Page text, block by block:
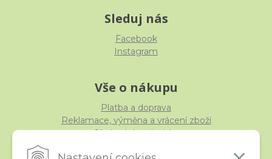
Sleduj nás
Facebook
Instagram
Vše o nákupu
Platba a doprava
Reklamace, výměna a vrácení zboží
Obchodní podmínky